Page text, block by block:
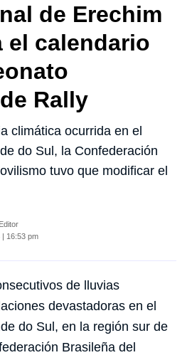
de Erechim
el calendario
Rally
climática ocurrida en el
do Sul, la Confederación
tuvo que modificar el
| 16:53 pm
de lluvias
devastadoras en el
do Sul, en la región sur de
Brasileña del